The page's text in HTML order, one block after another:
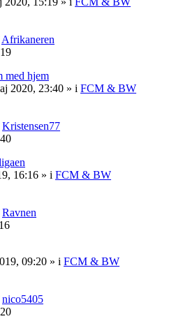
Afrikaneren
med hjem
2020, 23:40 » i FCM & BW
Kristensen77
16:16 » i FCM & BW
Ravnen
09:20 » i FCM & BW
nico5405